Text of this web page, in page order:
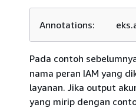
Annotations:
Pada contoh
nama peran IAM yang
layanan. Jika output
yang mirip dengan